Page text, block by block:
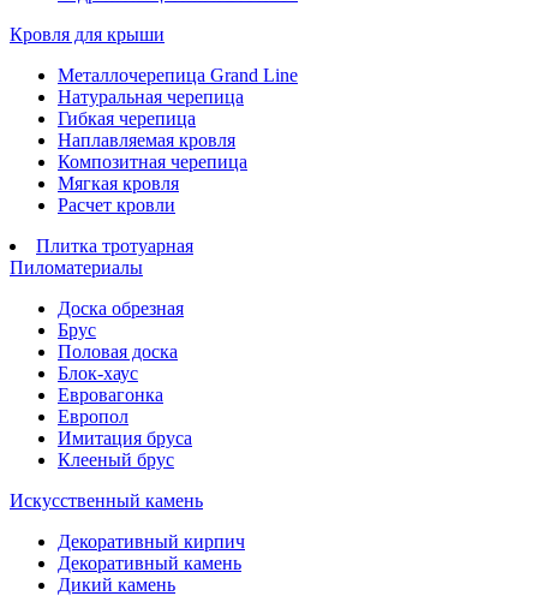
Кровля для крыши
Металлочерепица Grand Line
Натуральная черепица
Гибкая черепица
Наплавляемая кровля
Композитная черепица
Мягкая кровля
Расчет кровли
Плитка тротуарная
Пиломатериалы
Доска обрезная
Брус
Половая доска
Блок-хаус
Евровагонка
Европол
Имитация бруса
Клееный брус
Искусственный камень
Декоративный кирпич
Декоративный камень
Дикий камень